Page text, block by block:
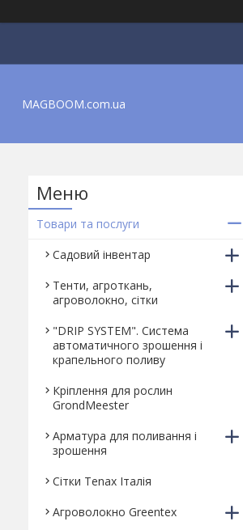
MAGBOOM.com.ua
Товари та послуги
Садовий інвентар
Тенти, агроткань,
агроволокно, сітки
"DRIP SYSTEM". Система
автоматичного зрошення і
крапельного поливу
Кріплення для рослин
GrondMeester
Арматура для поливання і
зрошення
Сітки Tenax Італія
Агроволокно Greentex